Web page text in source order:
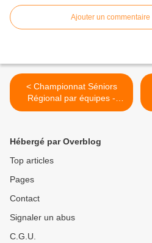
Ajouter un commentaire
< Championnat Séniors
Régional par équipes -
Journée 2
Hébergé par Overblog
Top articles
Pages
Contact
Signaler un abus
C.G.U.